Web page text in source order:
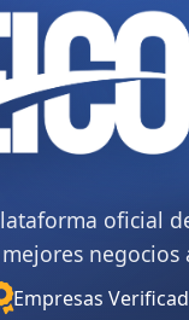
oficial
mejores
Empresas